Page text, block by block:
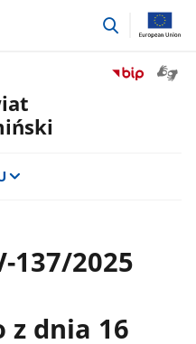
przejdź
Przejdź
137/2025
z dnia 16